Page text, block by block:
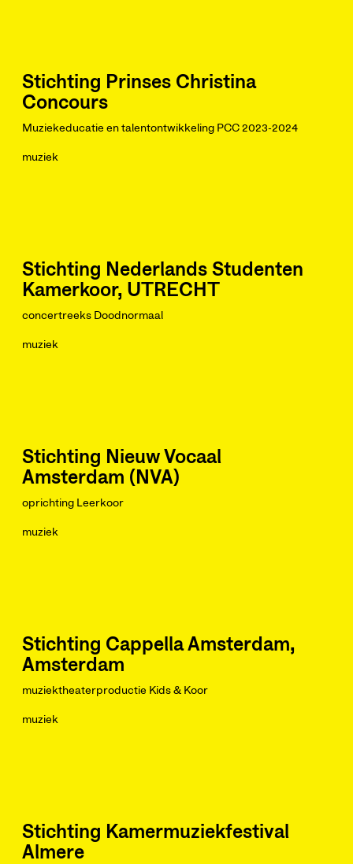
Stichting Prinses Christina
Concours
Muziekeducatie en talentontwikkeling PCC 2023-2024
muziek
Stichting Nederlands Studenten
Kamerkoor, UTRECHT
concertreeks Doodnormaal
muziek
Stichting Nieuw Vocaal
Amsterdam (NVA)
oprichting Leerkoor
muziek
Stichting Cappella Amsterdam,
Amsterdam
muziektheaterproductie Kids & Koor
muziek
Stichting Kamermuziekfestival
Almere